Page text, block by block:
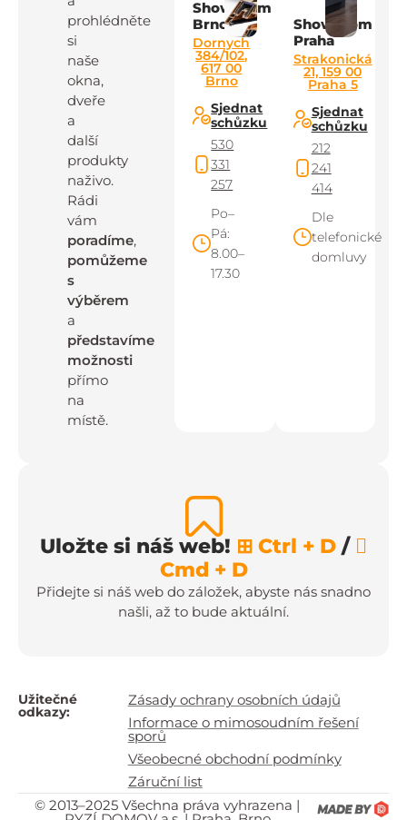
prohlédněte
si
naše
okna,
dveře
a
další
produkty
naživo.
Rádi
vám
poradíme,
pomůžeme
s
výběrem
a
představíme
možnosti
přímo
na
místě.
Showroom
Brno
Dornych
384/102,
617 00
Brno
Sjednat
schůzku
530
331
257
Po–
Pá:
8.00–
17.30
Showroom
Praha
Strakonická
21, 159 00
Praha 5
Sjednat
schůzku
212
241
414
Dle
telefonické
domluvy
Uložte si náš web! ⊞ Ctrl + D / 
Cmd + D
Přidejte si náš web do záložek, abyste nás snadno
našli, až to bude aktuální.
Užitečné
odkazy:
Zásady ochrany osobních údajů
Informace o mimosoudním řešení
sporů
Všeobecné obchodní podmínky
Záruční list
© 2013–2025 Všechna práva vyhrazena |